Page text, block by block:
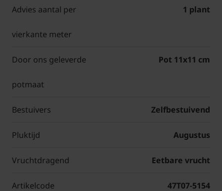
Advies aantal per
vierkante meter
1 plant
Door ons geleverde
potmaat
Pot 11x11 cm
Bestuivers Zelfbestuivend
Pluktijd Augustus
Vruchtdragend Eetbare vrucht
Artikelcode 47T07-5154